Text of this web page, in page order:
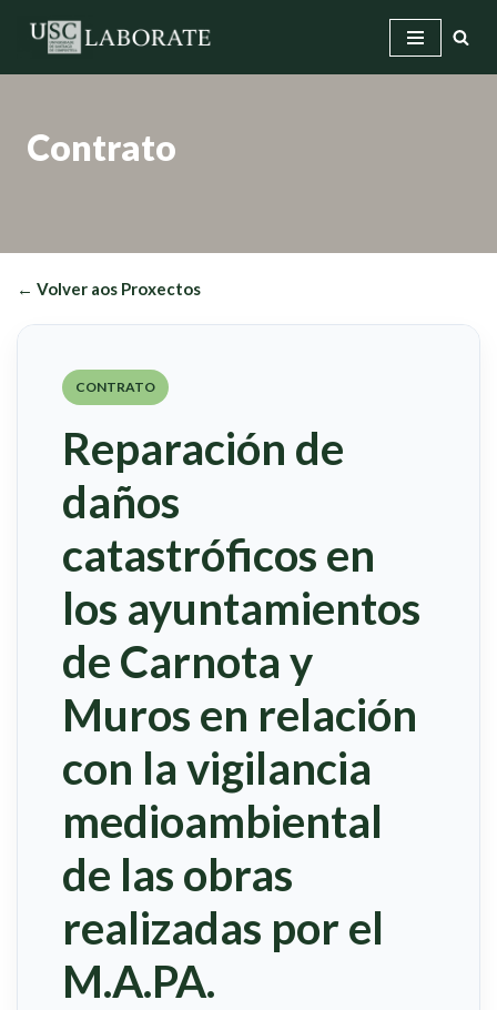
Saltar
Contrato
← Volver aos Proxectos
CONTRATO
Reparación de
daños
catastróficos en
los ayuntamientos
de Carnota y
Muros en relación
con la vigilancia
medioambiental
de las obras
realizadas por el
M.A.PA.